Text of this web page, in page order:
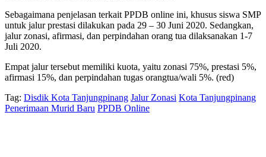
Sebagaimana penjelasan terkait PPDB online ini, khusus siswa SMP
untuk jalur prestasi dilakukan pada 29 – 30 Juni 2020. Sedangkan,
jalur zonasi, afirmasi, dan perpindahan orang tua dilaksanakan 1-7
Juli 2020.
Empat jalur tersebut memiliki kuota, yaitu zonasi 75%, prestasi 5%,
afirmasi 15%, dan perpindahan tugas orangtua/wali 5%. (red)
Tag: Disdik Kota Tanjungpinang Jalur Zonasi Kota Tanjungpinang
Penerimaan Murid Baru PPDB Online